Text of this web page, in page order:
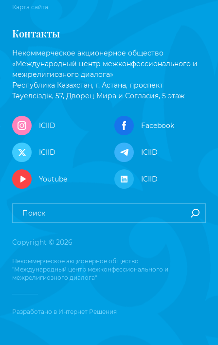
Карта сайта
Контакты
Некоммерческое акционерное общество
«Международный центр межконфессионального и
межрелигиозного диалога»
Республика Казахстан, г. Астана, проспект
Тәуелсіздік, 57, Дворец Мира и Согласия, 5 этаж
ICIID Facebook
ICIID ICIID
Youtube ICIID
Copyright © 2026
Некоммерческое акционерное общество
"Международный центр межконфессионального и
межрелигиозного диалога"
Разработано в Интернет Решения